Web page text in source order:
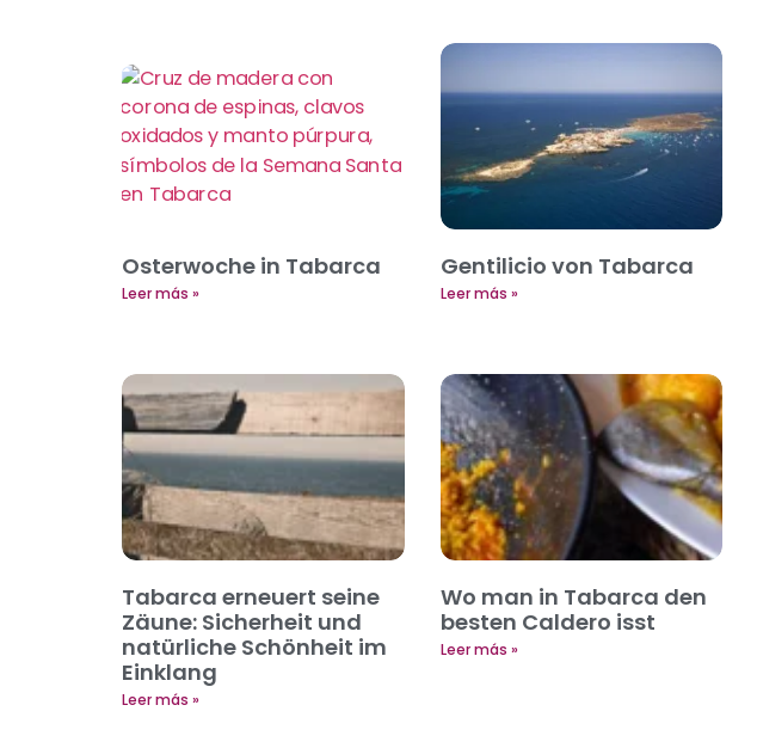
Osterwoche in Tabarca
Leer más »
Gentilicio von Tabarca
Leer más »
Tabarca erneuert seine
Zäune: Sicherheit und
natürliche Schönheit im
Einklang
Leer más »
Wo man in Tabarca den
besten Caldero isst
Leer más »